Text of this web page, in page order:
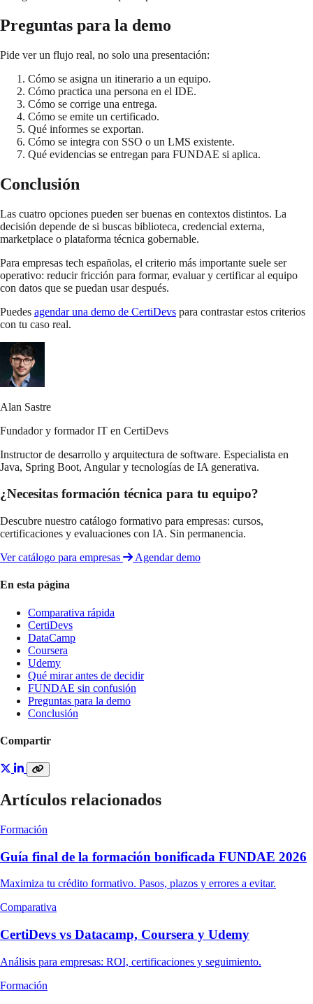
Preguntas para la demo
Pide ver un flujo real, no solo una presentación:
Cómo se asigna un itinerario a un equipo.
Cómo practica una persona en el IDE.
Cómo se corrige una entrega.
Cómo se emite un certificado.
Qué informes se exportan.
Cómo se integra con SSO o un LMS existente.
Qué evidencias se entregan para FUNDAE si aplica.
Conclusión
Las cuatro opciones pueden ser buenas en contextos distintos. La
decisión depende de si buscas biblioteca, credencial externa,
marketplace o plataforma técnica gobernable.
Para empresas tech españolas, el criterio más importante suele ser
operativo: reducir fricción para formar, evaluar y certificar al equipo
con datos que se puedan usar después.
Puedes agendar una demo de CertiDevs para contrastar estos criterios
con tu caso real.
Alan Sastre
Fundador y formador IT en CertiDevs
Instructor de desarrollo y arquitectura de software. Especialista en
Java, Spring Boot, Angular y tecnologías de IA generativa.
¿Necesitas formación técnica para tu equipo?
Descubre nuestro catálogo formativo para empresas: cursos,
certificaciones y evaluaciones con IA. Sin permanencia.
Ver catálogo para empresas
Agendar demo
En esta página
Comparativa rápida
CertiDevs
DataCamp
Coursera
Udemy
Qué mirar antes de decidir
FUNDAE sin confusión
Preguntas para la demo
Conclusión
Compartir
Artículos relacionados
Formación
Guía final de la formación bonificada FUNDAE 2026
Maximiza tu crédito formativo. Pasos, plazos y errores a evitar.
Comparativa
CertiDevs vs Datacamp, Coursera y Udemy
Análisis para empresas: ROI, certificaciones y seguimiento.
Formación